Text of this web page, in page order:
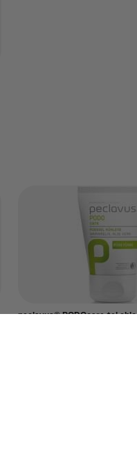
peclavus® PODOcare żel